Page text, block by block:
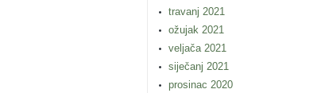
travanj 2021
ožujak 2021
veljača 2021
siječanj 2021
prosinac 2020